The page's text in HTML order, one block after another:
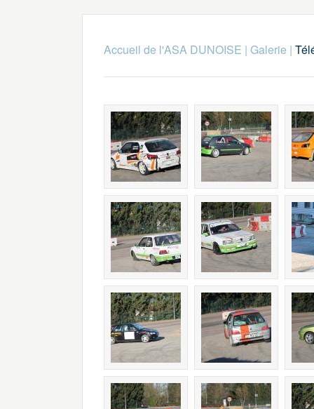
Accueil de l'ASA DUNOISE | Galerie |